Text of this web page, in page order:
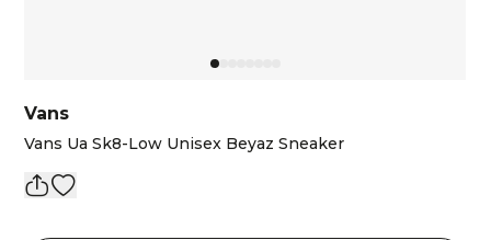
Vans
Vans Ua Sk8-Low Unisex Beyaz Sneaker